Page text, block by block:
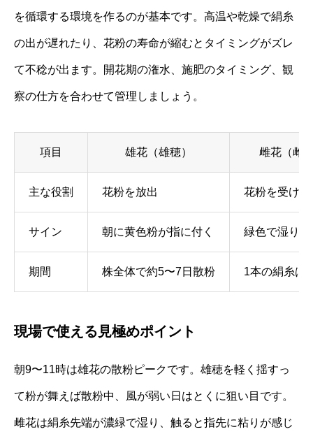
を循環する環境を作るのが基本です。高温や乾燥で絹糸
の出が遅れたり、花粉の寿命が縮むとタイミングがズレ
て不稔が出ます。開花期の潅水、施肥のタイミング、観
察の仕方を合わせて管理しましょう。
項目 雄花（雄穂） 雌花（雌
主な役割 花粉を放出 花粉を受け
サイン 朝に黄色粉が指に付く 緑色で湿り
期間 株全体で約5〜7日散粉 1本の絹糸は
現場で使える見極めポイント
朝9〜11時は雄花の散粉ピークです。雄穂を軽く揺すっ
て粉が舞えば散粉中、風が弱い日はとくに狙い目です。
雌花は絹糸先端が濃緑で湿り、触ると指先に粘りが感じ